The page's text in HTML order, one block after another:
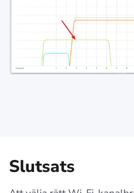
Slutsats